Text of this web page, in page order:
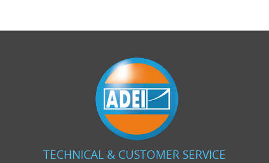
TECHNICAL & CUSTOMER SERVICE